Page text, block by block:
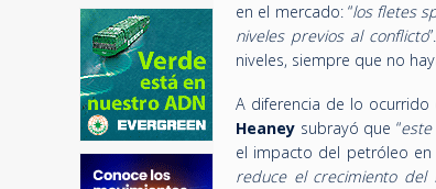
en el mercado: “los fletes
niveles previos al conflicto
niveles, siempre que no
A diferencia de lo
Heaney subrayó que “
el impacto del petróleo en
reduce el crecimiento del